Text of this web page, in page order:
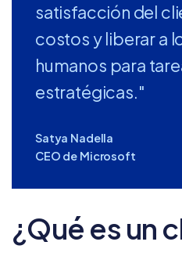
satisfacción del
costos y liberar a
humanos para
estratégicas."
Satya Nadella
CEO de Microsoft
¿Qué es un